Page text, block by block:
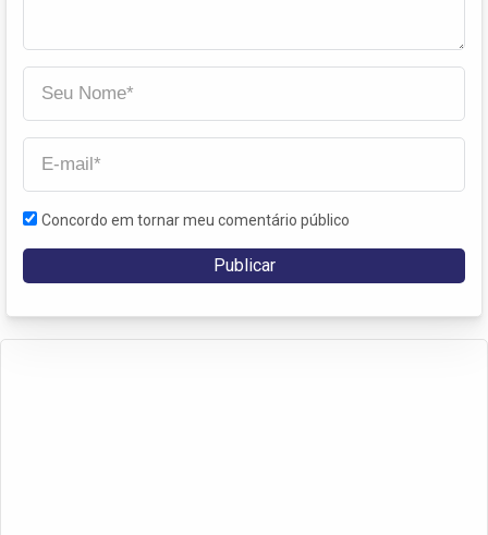
Concordo em tornar meu comentário público